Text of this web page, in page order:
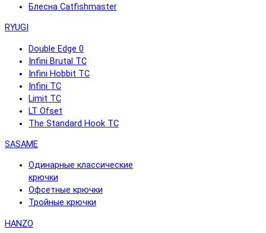
Блесна Catfishmaster
RYUGI
Double Edge 0
Infini Brutal TC
Infini Hobbit TC
Infini TC
Limit TC
LT Ofset
The Standard Hook TC
SASAME
Одинарные классические
крючки
Офсетные крючки
Тройные крючки
HANZO